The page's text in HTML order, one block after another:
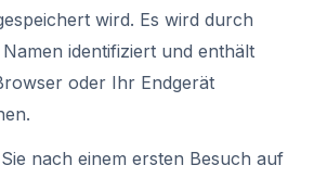
wird. Es wird durch
identifiziert und enthält
oder Ihr Endgerät
nach einem ersten Besuch auf